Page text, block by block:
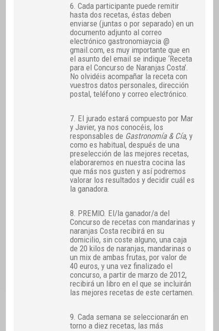
6. Cada participante puede remitir
hasta dos recetas, éstas deben
enviarse (juntas o por separado) en un
documento adjunto al correo
electrónico gastronomiaycia @
gmail.com, es muy importante que en
el asunto del email se indique ‘Receta
para el Concurso de Naranjas Costa’.
No olvidéis acompañar la receta con
vuestros datos personales, dirección
postal, teléfono y correo electrónico.
7. El jurado estará compuesto por Mar
y Javier, ya nos conocéis, los
responsables de Gastronomía & Cía, y
como es habitual, después de una
preselección de las mejores recetas,
elaboraremos en nuestra cocina las
que más nos gusten y así podremos
valorar los resultados y decidir cuál es
la ganadora.
8. PREMIO. El/la ganador/a del
Concurso de recetas con mandarinas y
naranjas Costa recibirá en su
domicilio, sin coste alguno, una caja
de 20 kilos de naranjas, mandarinas o
un mix de ambas frutas, por valor de
40 euros, y una vez finalizado el
concurso, a partir de marzo de 2012,
recibirá un libro en el que se incluirán
las mejores recetas de este certamen.
9. Cada semana se seleccionarán en
torno a diez recetas, las más